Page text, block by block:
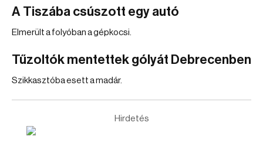
A Tiszába csúszott egy autó
Elmerült a folyóban a gépkocsi.
Tűzoltók mentettek gólyát Debrecenben
Szikkasztóba esett a madár.
Hirdetés